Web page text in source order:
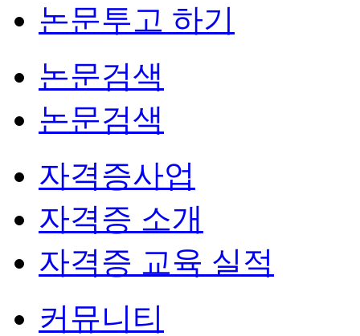
논문투고 하기
논문검색
논문검색
자격증사업
자격증 소개
자격증 교육 실적
커뮤니티